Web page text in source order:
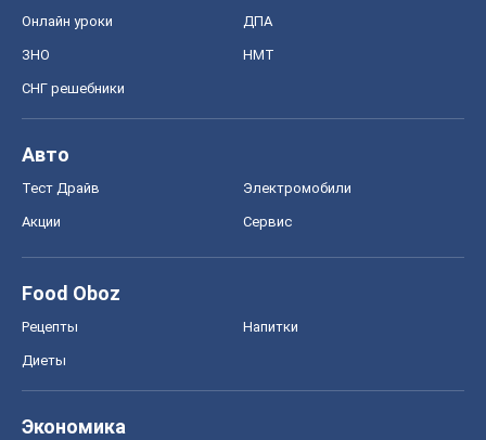
Онлайн уроки ДПА
ЗНО НМТ
СНГ решебники
Авто
Тест Драйв Электромобили
Акции Сервис
Food Oboz
Рецепты Напитки
Диеты
Экономика